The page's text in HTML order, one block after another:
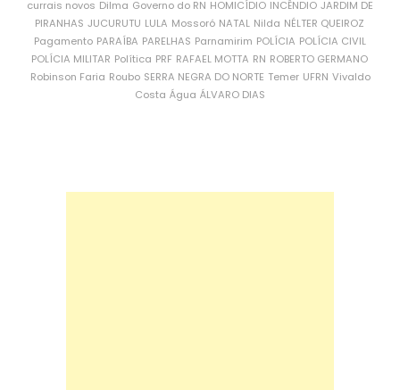
currais novos Dilma Governo do RN HOMICÍDIO INCÊNDIO JARDIM DE
PIRANHAS JUCURUTU LULA Mossoró NATAL Nilda NÉLTER QUEIROZ
Pagamento PARAÍBA PARELHAS Parnamirim POLÍCIA POLÍCIA CIVIL
POLÍCIA MILITAR Política PRF RAFAEL MOTTA RN ROBERTO GERMANO
Robinson Faria Roubo SERRA NEGRA DO NORTE Temer UFRN Vivaldo
Costa Água ÁLVARO DIAS